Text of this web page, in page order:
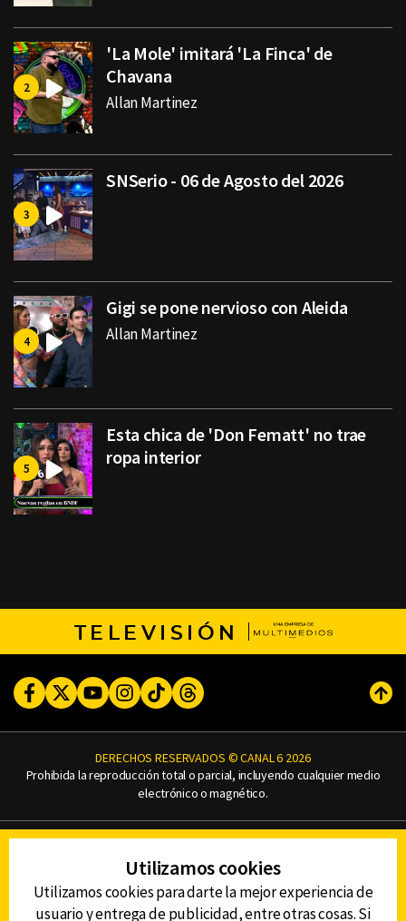
'La Mole' imitará 'La Finca' de
Chavana
Allan Martinez
SNSerio - 06 de Agosto del 2026
Gigi se pone nervioso con Aleida
Allan Martinez
Esta chica de 'Don Fematt' no trae
ropa interior
TELEVISIÓN
FacebookTwitterYoutubeInstagram
TikTokThreads
DERECHOS RESERVADOS © CANAL 6 2026
Prohibida la reproducción total o parcial, incluyendo cualquier medio
electrónico o magnético.
AVISO DE PRIVACIDAD
AVISO LEGAL
DEFENSORÍA DE LAS AUDIENCIAS
Utilizamos cookies
Utilizamos cookies para darte la mejor experiencia de
usuario y entrega de publicidad, entre otras cosas. Si